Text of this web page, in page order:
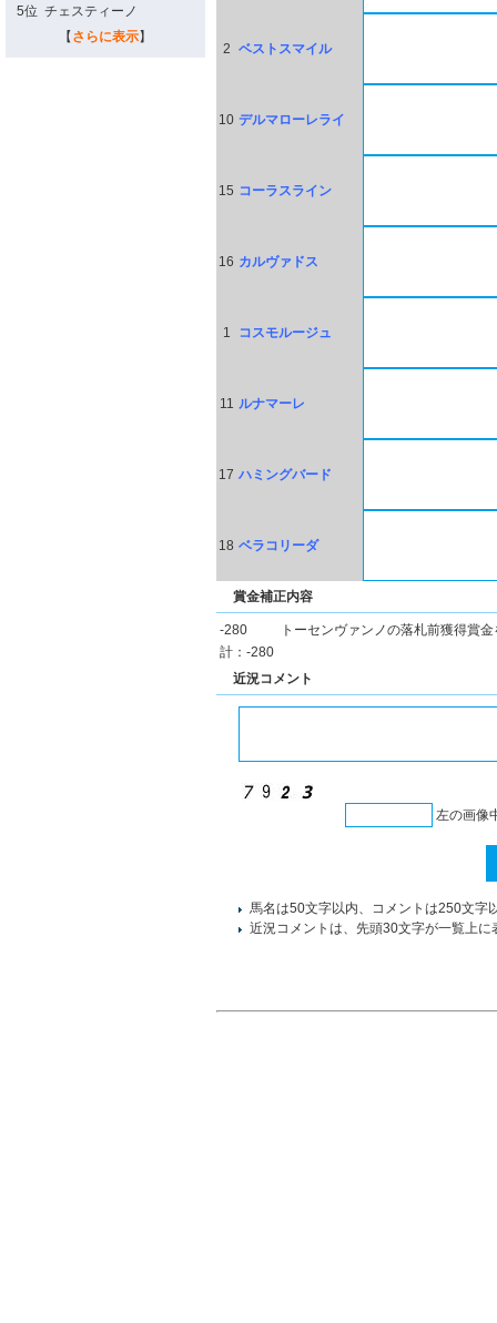
5位 チェスティーノ
【 さらに表示】
2 ベストスマイル
10 デルマローレライ
15 コーラスライン
16 カルヴァドス
1 コスモルージュ
11 ルナマーレ
17 ハミングバード
18 ベラコリーダ
賞金補正内容
-280
トーセンヴァンノの落札前獲得賞
計：-280
近況コメント
左の画像
馬名は50文字以内、コメントは250文字
近況コメントは、先頭30文字が一覧上に